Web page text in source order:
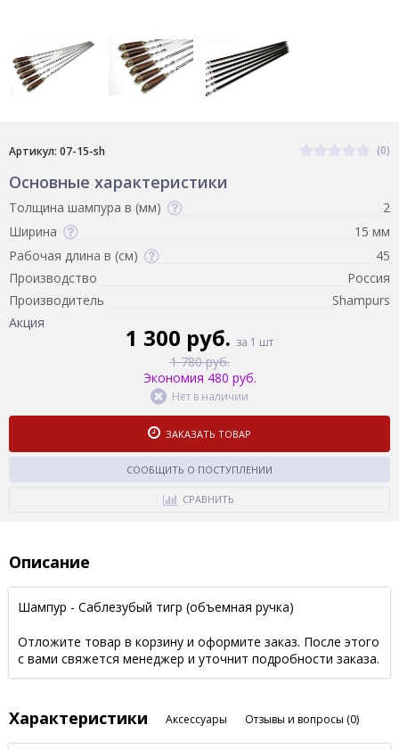
Артикул: 07-15-sh (0)
Основные характеристики
Толщина шампура в (мм)
2
Ширина
15 мм
Рабочая длина в (см)
45
Производство
Россия
Производитель
Shampurs
Акция
1 300 руб. за 1 шт
1 780 руб.
Экономия 480 руб.
Нет в наличии
ЗАКАЗАТЬ ТОВАР
СООБЩИТЬ О ПОСТУПЛЕНИИ
СРАВНИТЬ
Описание
Шампур - Саблезубый тигр (объемная ручка)
Отложите товар в корзину и оформите заказ. После этого
с вами свяжется менеджер и уточнит подробности заказа.
Характеристики Аксессуары Отзывы и вопросы (0)